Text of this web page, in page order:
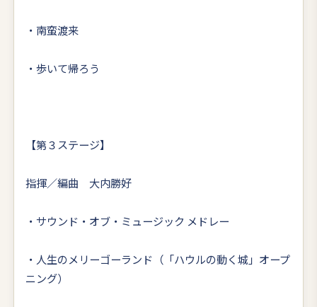
・南蛮渡来
・歩いて帰ろう
【第３ステージ】
指揮／編曲 大内勝好
・サウンド・オブ・ミュージック メドレー
・人生のメリーゴーランド（「ハウルの動く城」オープ
ニング）